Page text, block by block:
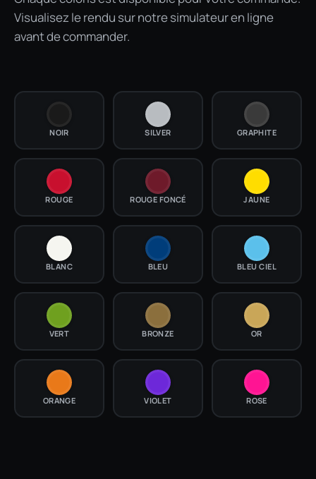
Visualisez le rendu sur notre simulateur en ligne
avant de commander.
NOIR SILVER GRAPHITE
ROUGE ROUGE FONCÉ JAUNE
BLANC BLEU BLEU CIEL
VERT BRONZE OR
ORANGE VIOLET ROSE